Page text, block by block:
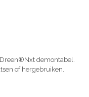
demontabel.
of hergebruiken.